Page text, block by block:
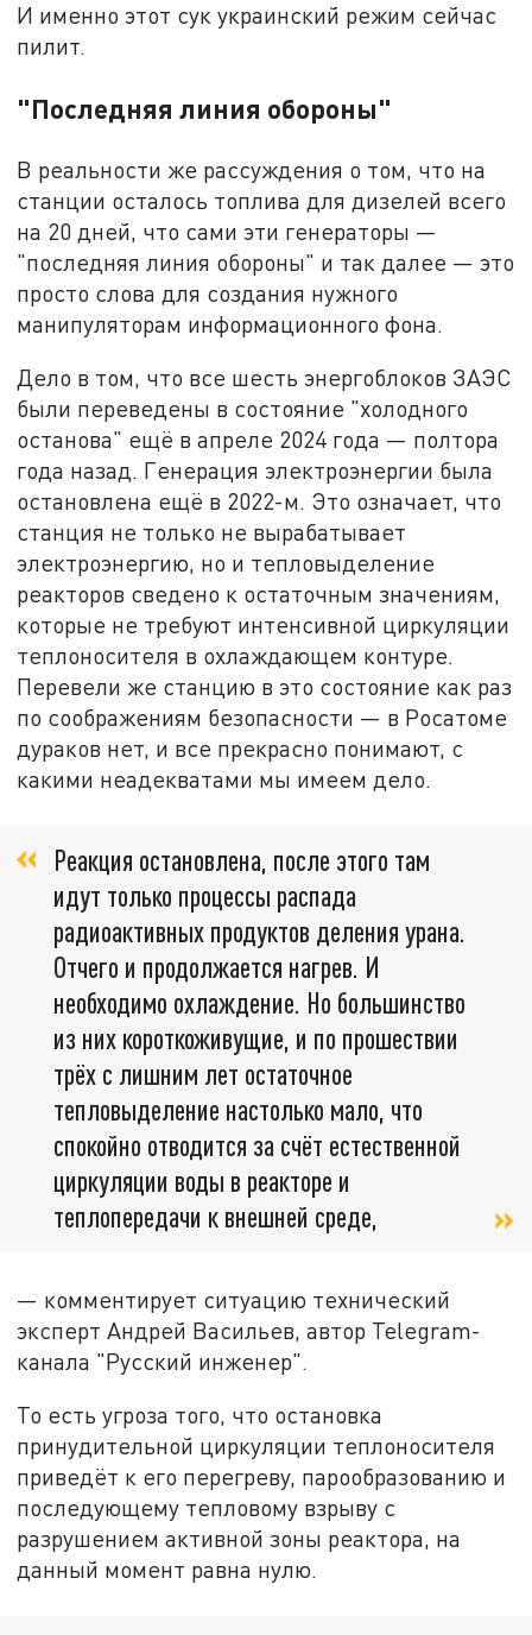
И именно этот сук украинский режим сейчас
пилит.
"Последняя линия обороны"
В реальности же рассуждения о том, что на
станции осталось топлива для дизелей всего
на 20 дней, что сами эти генераторы —
"последняя линия обороны" и так далее — это
просто слова для создания нужного
манипуляторам информационного фона.
Дело в том, что все шесть энергоблоков ЗАЭС
были переведены в состояние "холодного
останова" ещё в апреле 2024 года — полтора
года назад. Генерация электроэнергии была
остановлена ещё в 2022-м. Это означает, что
станция не только не вырабатывает
электроэнергию, но и тепловыделение
реакторов сведено к остаточным значениям,
которые не требуют интенсивной циркуляции
теплоносителя в охлаждающем контуре.
Перевели же станцию в это состояние как раз
по соображениям безопасности — в Росатоме
дураков нет, и все прекрасно понимают, с
какими неадекватами мы имеем дело.
Реакция остановлена, после этого там
идут только процессы распада
радиоактивных продуктов деления урана.
Отчего и продолжается нагрев. И
необходимо охлаждение. Но большинство
из них короткоживущие, и по прошествии
трёх с лишним лет остаточное
тепловыделение настолько мало, что
спокойно отводится за счёт естественной
циркуляции воды в реакторе и
теплопередачи к внешней среде,
— комментирует ситуацию технический
эксперт Андрей Васильев, автор Telegram-
канала "Русский инженер".
То есть угроза того, что остановка
принудительной циркуляции теплоносителя
приведёт к его перегреву, парообразованию и
последующему тепловому взрыву с
разрушением активной зоны реактора, на
данный момент равна нулю.